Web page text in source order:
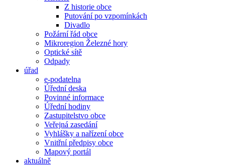
Z historie obce
Putování po vzpomínkách
Divadlo
Požární řád obce
Mikroregion Železné hory
Optické sítě
Odpady
úřad
e-podatelna
Úřední deska
Povinné informace
Úřední hodiny
Zastupitelstvo obce
Veřejná zasedání
Vyhlášky a nařízení obce
Vnitřní předpisy obce
Mapový portál
aktuálně